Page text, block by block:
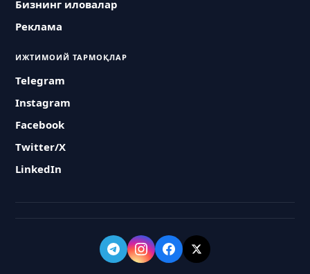
Бизнинг иловалар
Реклама
ИЖТИМОИЙ ТАРМОҚЛАР
Telegram
Instagram
Facebook
Twitter/X
LinkedIn